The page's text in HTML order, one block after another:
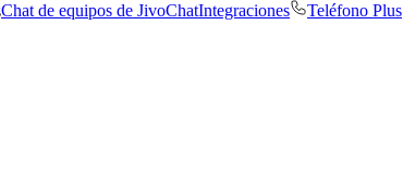
Chat de equipos de JivoChatIntegraciones Teléfono Plus